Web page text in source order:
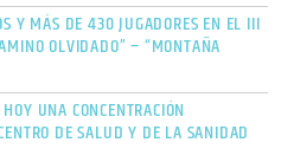
Y MÁS DE 430 JUGADORES EN EL III
OLVIDADO” – “MONTAÑA
UNA CONCENTRACIÓN
DE SALUD Y DE LA SANIDAD